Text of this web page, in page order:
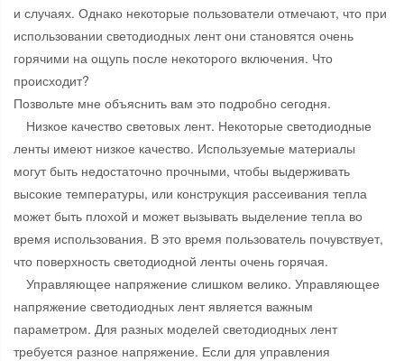
и случаях. Однако некоторые пользователи отмечают, что при
использовании светодиодных лент они становятся очень
горячими на ощупь после некоторого включения. Что
происходит?
Позвольте мне объяснить вам это подробно сегодня.
Низкое качество световых лент. Некоторые светодиодные
ленты имеют низкое качество. Используемые материалы
могут быть недостаточно прочными, чтобы выдерживать
высокие температуры, или конструкция рассеивания тепла
может быть плохой и может вызывать выделение тепла во
время использования. В это время пользователь почувствует,
что поверхность светодиодной ленты очень горячая.
Управляющее напряжение слишком велико. Управляющее
напряжение светодиодных лент является важным
параметром. Для разных моделей светодиодных лент
требуется разное напряжение. Если для управления